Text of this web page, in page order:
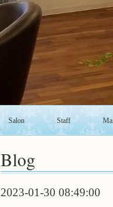
Salon Staff
Blog
2023-01-30 08:49:00